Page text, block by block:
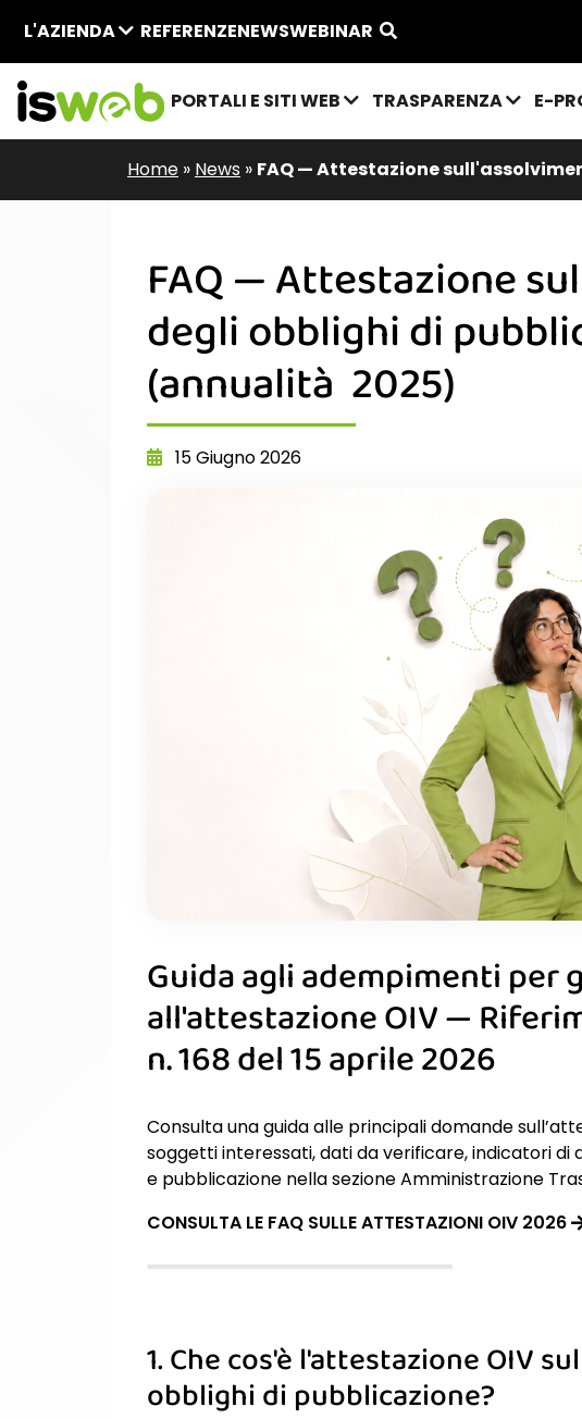
L'AZIENDA REFERENZENEWSWEBINAR
PORTALI E SITI WEB TRASPARENZA E-
Home » News » FAQ — Attestazione
FAQ — Attestazione
degli obblighi di
(annualità 2025)
15 Giugno 2026
Guida agli adempimenti per
all'attestazione OIV —
n. 168 del 15 aprile 2026
Consulta una guida alle principali domande
soggetti interessati, dati da verificare, indicatori di
e pubblicazione nella sezione Amministrazione
CONSULTA LE FAQ SULLE ATTESTAZIONI OIV 2026
1. Che cos'è l'attestazione OIV
obblighi di pubblicazione?